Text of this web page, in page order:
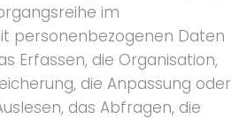
im
personenbezogenen Daten
Erfassen, die Organisation,
die Anpassung oder
das Abfragen, die